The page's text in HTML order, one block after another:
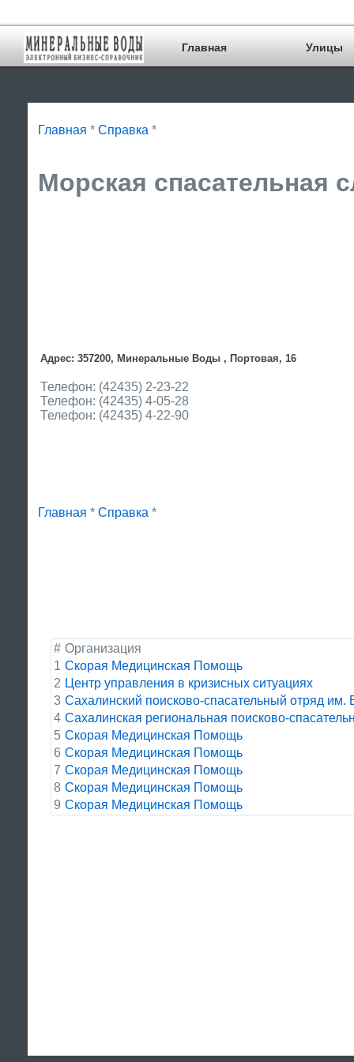
Главная Улицы
Главная * Справка *
Морская спасательная
Адрес: 357200, Минеральные Воды , Портовая, 16
Телефон: (42435) 2-23-22
Телефон: (42435) 4-05-28
Телефон: (42435) 4-22-90
Главная * Справка *
# Организация
1 Скорая Медицинская Помощь
2 Центр управления в кризисных ситуациях
3 Сахалинский поисково-спасательный отряд им.
4 Сахалинская региональная поисково-
5 Скорая Медицинская Помощь
6 Скорая Медицинская Помощь
7 Скорая Медицинская Помощь
8 Скорая Медицинская Помощь
9 Скорая Медицинская Помощь